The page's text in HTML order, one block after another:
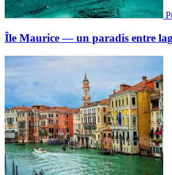
Île Maurice — un paradis entre